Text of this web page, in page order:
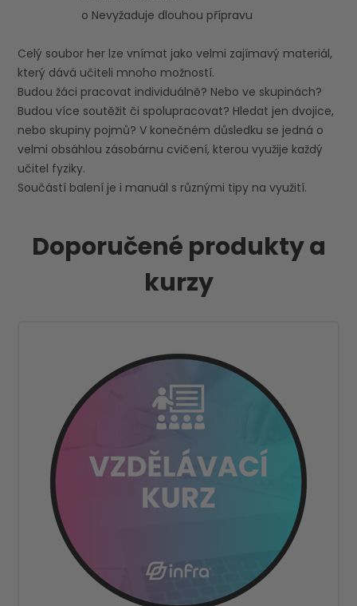
o Nevyžaduje dlouhou přípravu
Celý soubor her lze vnímat jako velmi zajímavý materiál,
který dává učiteli mnoho možností.
Budou žáci pracovat individuálně? Nebo ve skupinách?
Budou více soutěžit či spolupracovat? Hledat jen dvojice,
nebo skupiny pojmů? V konečném důsledku se jedná o
velmi obsáhlou zásobárnu cvičení, kterou využije každý
učitel fyziky.
Součástí balení je i manuál s různými tipy na využití.
Doporučené produkty a
kurzy